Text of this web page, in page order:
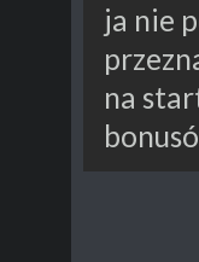
ja nie
na